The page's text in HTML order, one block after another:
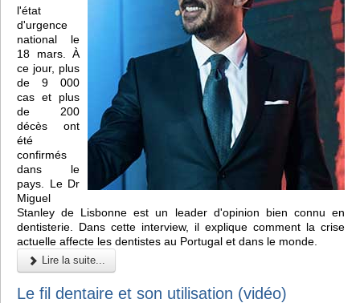
l'état
d'urgence
national le
18 mars. À
ce jour, plus
de 9 000
cas et plus
de 200
décès ont
été
confirmés
dans le
pays. Le Dr
Miguel
Stanley de Lisbonne est un leader d'opinion bien connu en
dentisterie. Dans cette interview, il explique comment la crise
actuelle affecte les dentistes au Portugal et dans le monde.
Lire la suite...
Le fil dentaire et son utilisation (vidéo)